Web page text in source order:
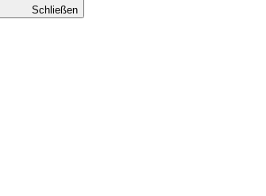
Schließen